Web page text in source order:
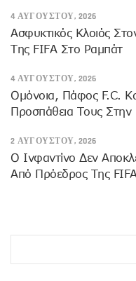
4 ΑΥΓΟΎΣΤΟΥ, 2026
Ασφυκτικός Κλοιός
Της FIFA Στο Ραμπάτ
4 ΑΥΓΟΎΣΤΟΥ, 2026
Ομόνοια, Πάφος F.C.
Προσπάθεια Τους
2 ΑΥΓΟΎΣΤΟΥ, 2026
Ο Ινφαντίνο Δεν
Από Πρόεδρος Της